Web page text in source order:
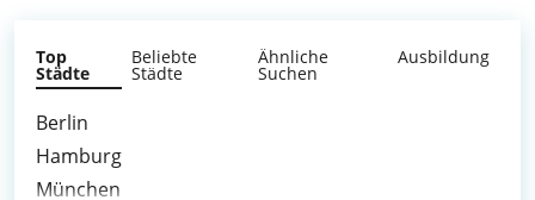
Top
Städte
Beliebte
Städte
Ähnliche
Suchen
Ausbildung
Berlin
Hamburg
München